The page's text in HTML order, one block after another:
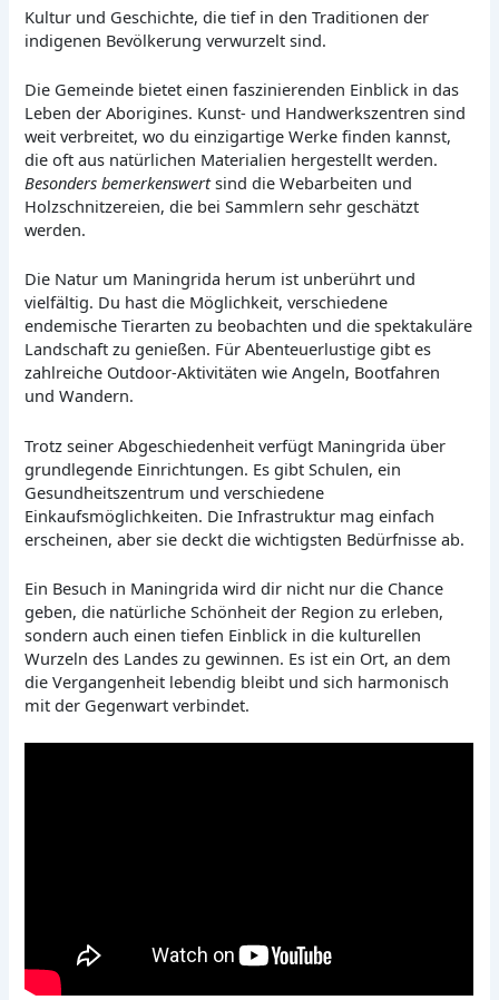
Kultur und Geschichte, die tief in den Traditionen der
indigenen Bevölkerung verwurzelt sind.
Die Gemeinde bietet einen faszinierenden Einblick in das
Leben der Aborigines. Kunst- und Handwerkszentren sind
weit verbreitet, wo du einzigartige Werke finden kannst,
die oft aus natürlichen Materialien hergestellt werden.
Besonders bemerkenswertsind die Webarbeiten und
Holzschnitzereien, die bei Sammlern sehr geschätzt
werden.
Die Natur um Maningrida herum ist unberührt und
vielfältig. Du hast die Möglichkeit, verschiedene
endemische Tierarten zu beobachten und die spektakuläre
Landschaft zu genießen. Für Abenteuerlustige gibt es
zahlreiche Outdoor-Aktivitäten wie Angeln, Bootfahren
und Wandern.
Trotz seiner Abgeschiedenheit verfügt Maningrida über
grundlegende Einrichtungen. Es gibt Schulen, ein
Gesundheitszentrum und verschiedene
Einkaufsmöglichkeiten. Die Infrastruktur mag einfach
erscheinen, aber sie deckt die wichtigsten Bedürfnisse ab.
Ein Besuch in Maningrida wird dir nicht nur die Chance
geben, die natürliche Schönheit der Region zu erleben,
sondern auch einen tiefen Einblick in die kulturellen
Wurzeln des Landes zu gewinnen. Es ist ein Ort, an dem
die Vergangenheit lebendig bleibt und sich harmonisch
mit der Gegenwart verbindet.